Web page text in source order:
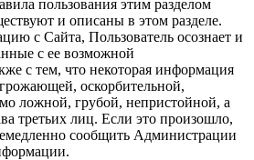
пользования этим разделом
и описаны в этом разделе.
с Сайта, Пользователь осознает и
с ее возможной
с тем, что некоторая информация
оскорбительной,
ложной, грубой, непристойной, а
третьих лиц. Если это произошло,
сообщить Администрации